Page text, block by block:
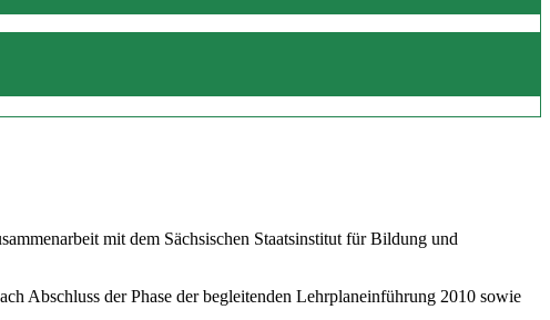
mit dem Sächsischen Staatsinstitut für Bildung und
Abschluss der Phase der begleitenden Lehrplaneinführung 2010 sowie